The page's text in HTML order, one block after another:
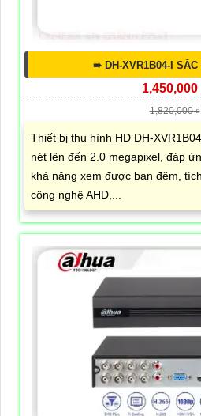
➠ DH-XVR1B04-I SẮC
1,450,000
1,820,000 ₫
Thiết bị thu hình HD DH-
nét lên đến 2.0 megapixel, đáp
khả năng xem được ban đêm,
công nghệ AHD,...